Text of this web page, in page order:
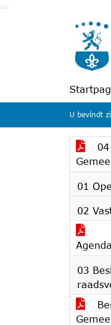
U bevindt
01
02
03